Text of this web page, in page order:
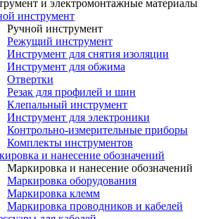
и электромонтажные материалы
инструмент
Ручной инструмент
Режущий инструмент
Инструмент для снятия изоляции
Инструмент для обжима
Отвертки
Резак для профилей и шин
Клепальный инструмент
Инструмент для электроники
Контрольно-измерительные приборы
Комплекты инструментов
и нанесение обозначений
Маркировка и нанесение обозначений
Маркировка оборудования
Маркировка клемм
Маркировка проводников и кабелей